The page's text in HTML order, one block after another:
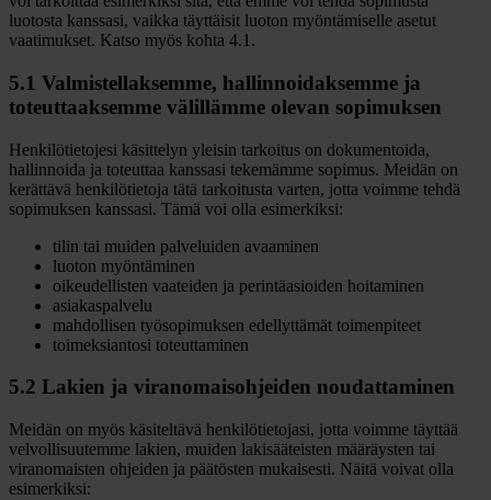
luotosta kanssasi, vaikka täyttäisit luoton myöntämiselle asetut
vaatimukset. Katso myös kohta 4.1.
5.1 Valmistellaksemme, hallinnoidaksemme ja
toteuttaaksemme välillämme olevan sopimuksen
Henkilötietojesi käsittelyn yleisin tarkoitus on dokumentoida,
hallinnoida ja toteuttaa kanssasi tekemämme sopimus. Meidän on
kerättävä henkilötietoja tätä tarkoitusta varten, jotta voimme tehdä
sopimuksen kanssasi. Tämä voi olla esimerkiksi:
tilin tai muiden palveluiden avaaminen
luoton myöntäminen
oikeudellisten vaateiden ja perintäasioiden hoitaminen
asiakaspalvelu
mahdollisen työsopimuksen edellyttämät toimenpiteet
toimeksiantosi toteuttaminen
5.2 Lakien ja viranomaisohjeiden noudattaminen
Meidän on myös käsiteltävä henkilötietojasi, jotta voimme täyttää
velvollisuutemme lakien, muiden lakisääteisten määräysten tai
viranomaisten ohjeiden ja päätösten mukaisesti. Näitä voivat olla
esimerkiksi: